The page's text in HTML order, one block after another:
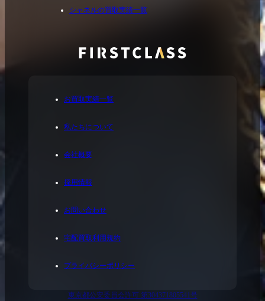
お買取実績一覧
私たちについて
会社概要
採用情報
お問い合わせ
宅配買取利用規約
プライバシーポリシー
東京都公安委員会許可 第304371805541号
シャネルの買取実績一覧